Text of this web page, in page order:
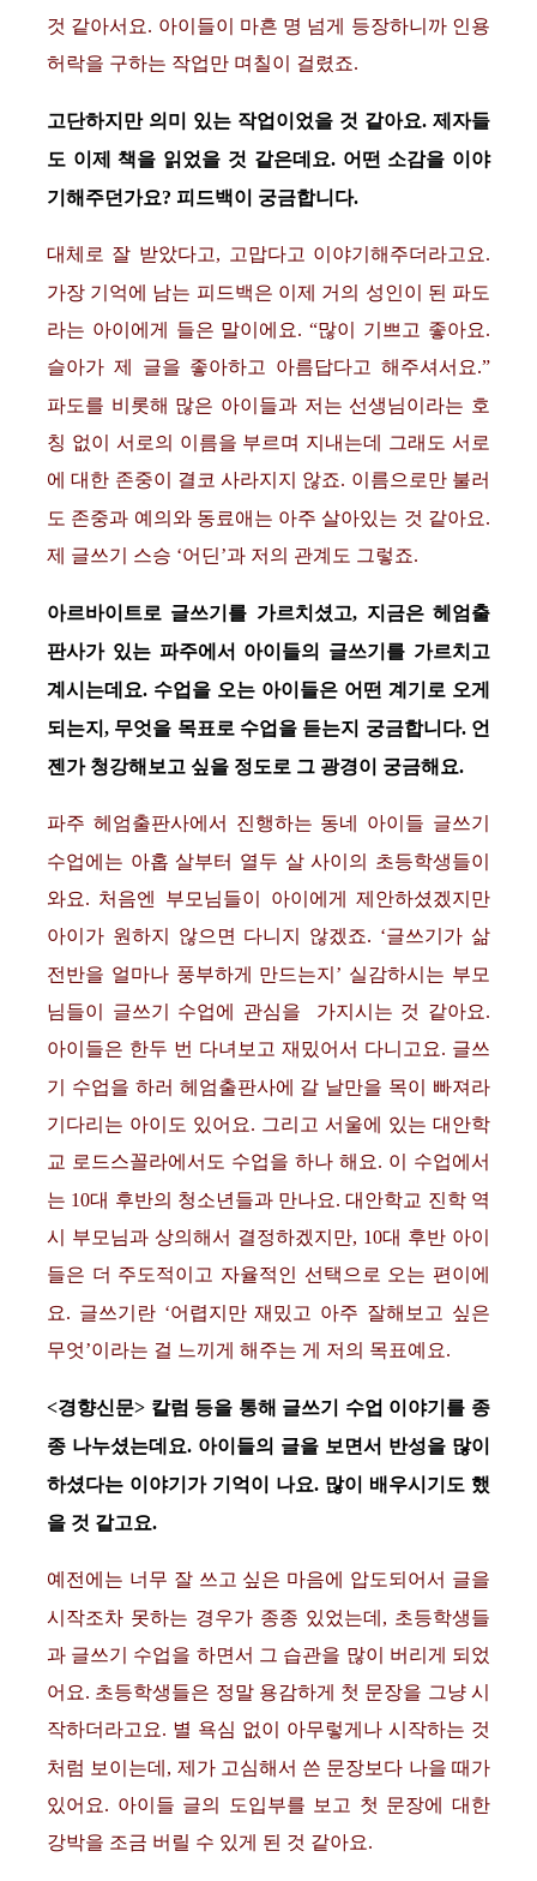
것 같아서요. 아이들이 마흔 명 넘게 등장하니까 인용
허락을 구하는 작업만 며칠이 걸렸죠.
고단하지만 의미 있는 작업이었을 것 같아요. 제자들
도 이제 책을 읽었을 것 같은데요. 어떤 소감을 이야
기해주던가요? 피드백이 궁금합니다.
대체로 잘 받았다고, 고맙다고 이야기해주더라고요.
가장 기억에 남는 피드백은 이제 거의 성인이 된 파도
라는 아이에게 들은 말이에요. “많이 기쁘고 좋아요.
슬아가 제 글을 좋아하고 아름답다고 해주셔서요.”
파도를 비롯해 많은 아이들과 저는 선생님이라는 호
칭 없이 서로의 이름을 부르며 지내는데 그래도 서로
에 대한 존중이 결코 사라지지 않죠. 이름으로만 불러
도 존중과 예의와 동료애는 아주 살아있는 것 같아요.
제 글쓰기 스승 ‘어딘’과 저의 관계도 그렇죠.
아르바이트로 글쓰기를 가르치셨고, 지금은 헤엄출
판사가 있는 파주에서 아이들의 글쓰기를 가르치고
계시는데요. 수업을 오는 아이들은 어떤 계기로 오게
되는지, 무엇을 목표로 수업을 듣는지 궁금합니다. 언
젠가 청강해보고 싶을 정도로 그 광경이 궁금해요.
파주 헤엄출판사에서 진행하는 동네 아이들 글쓰기
수업에는 아홉 살부터 열두 살 사이의 초등학생들이
와요. 처음엔 부모님들이 아이에게 제안하셨겠지만
아이가 원하지 않으면 다니지 않겠죠. ‘글쓰기가 삶
전반을 얼마나 풍부하게 만드는지’ 실감하시는 부모
님들이 글쓰기 수업에 관심을 가지시는 것 같아요.
아이들은 한두 번 다녀보고 재밌어서 다니고요. 글쓰
기 수업을 하러 헤엄출판사에 갈 날만을 목이 빠져라
기다리는 아이도 있어요. 그리고 서울에 있는 대안학
교 로드스꼴라에서도 수업을 하나 해요. 이 수업에서
는 10대 후반의 청소년들과 만나요. 대안학교 진학 역
시 부모님과 상의해서 결정하겠지만, 10대 후반 아이
들은 더 주도적이고 자율적인 선택으로 오는 편이에
요. 글쓰기란 ‘어렵지만 재밌고 아주 잘해보고 싶은
무엇’이라는 걸 느끼게 해주는 게 저의 목표예요.
<경향신문> 칼럼 등을 통해 글쓰기 수업 이야기를 종
종 나누셨는데요. 아이들의 글을 보면서 반성을 많이
하셨다는 이야기가 기억이 나요. 많이 배우시기도 했
을 것 같고요.
예전에는 너무 잘 쓰고 싶은 마음에 압도되어서 글을
시작조차 못하는 경우가 종종 있었는데, 초등학생들
과 글쓰기 수업을 하면서 그 습관을 많이 버리게 되었
어요. 초등학생들은 정말 용감하게 첫 문장을 그냥 시
작하더라고요. 별 욕심 없이 아무렇게나 시작하는 것
처럼 보이는데, 제가 고심해서 쓴 문장보다 나을 때가
있어요. 아이들 글의 도입부를 보고 첫 문장에 대한
강박을 조금 버릴 수 있게 된 것 같아요.